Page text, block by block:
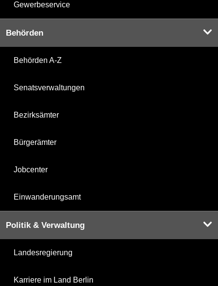
Gewerbeservice
Behörden
Behörden A-Z
Senatsverwaltungen
Bezirksämter
Bürgerämter
Jobcenter
Einwanderungsamt
Politik & Verwaltung
Landesregierung
Karriere im Land Berlin